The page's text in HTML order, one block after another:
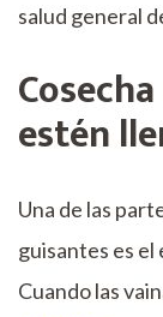
salud general
estén
Una de las
guisantes es el
Cuando las